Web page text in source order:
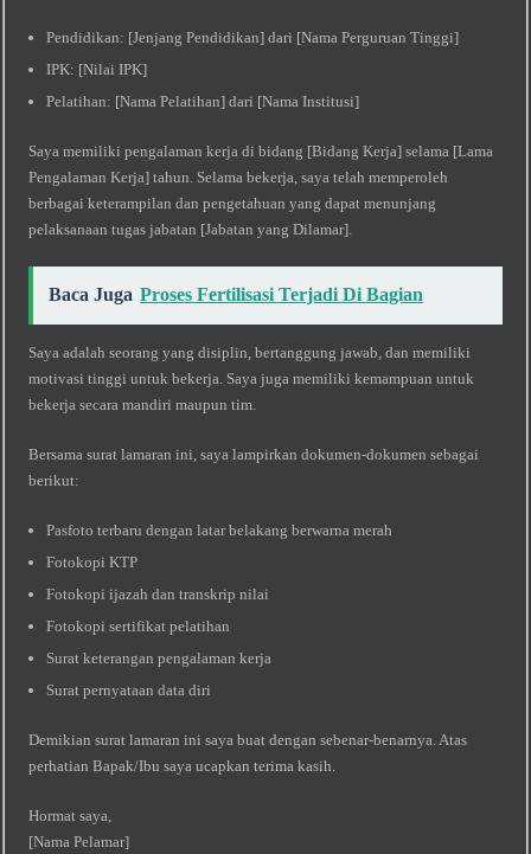
Pendidikan: [Jenjang Pendidikan] dari [Nama Perguruan Tinggi]
IPK: [Nilai IPK]
Pelatihan: [Nama Pelatihan] dari [Nama Institusi]
Saya memiliki pengalaman kerja di bidang [Bidang Kerja] selama [Lama
Pengalaman Kerja] tahun. Selama bekerja, saya telah memperoleh
berbagai keterampilan dan pengetahuan yang dapat menunjang
pelaksanaan tugas jabatan [Jabatan yang Dilamar].
Baca Juga Proses Fertilisasi Terjadi Di Bagian
Saya adalah seorang yang disiplin, bertanggung jawab, dan memiliki
motivasi tinggi untuk bekerja. Saya juga memiliki kemampuan untuk
bekerja secara mandiri maupun tim.
Bersama surat lamaran ini, saya lampirkan dokumen-dokumen sebagai
berikut:
Pasfoto terbaru dengan latar belakang berwarna merah
Fotokopi KTP
Fotokopi ijazah dan transkrip nilai
Fotokopi sertifikat pelatihan
Surat keterangan pengalaman kerja
Surat pernyataan data diri
Demikian surat lamaran ini saya buat dengan sebenar-benarnya. Atas
perhatian Bapak/Ibu saya ucapkan terima kasih.
Hormat saya,
[Nama Pelamar]